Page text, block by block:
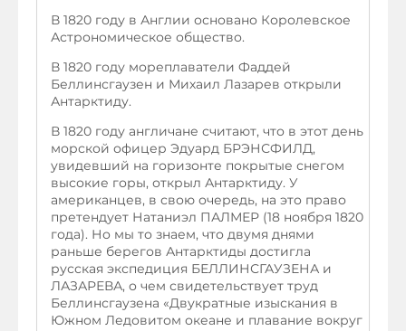
В 1820 году в Англии основано Королевское
Астрономическое общество.
В 1820 году мореплаватели Фаддей
Беллинсгаузен и Михаил Лазарев открыли
Антарктиду.
В 1820 году англичане считают, что в этот день
морской офицер Эдуард БРЭНСФИЛД,
увидевший на горизонте покрытые снегом
высокие горы, открыл Антарктиду. У
американцев, в свою очередь, на это право
претендует Натаниэл ПАЛМЕР (18 ноября 1820
года). Но мы то знаем, что двумя днями
раньше берегов Антарктиды достигла
русская экспедиция БЕЛЛИНСГАУЗЕНА и
ЛАЗАРЕВА, о чем свидетельствует труд
Беллинсгаузена «Двукратные изыскания в
Южном Ледовитом океане и плавание вокруг